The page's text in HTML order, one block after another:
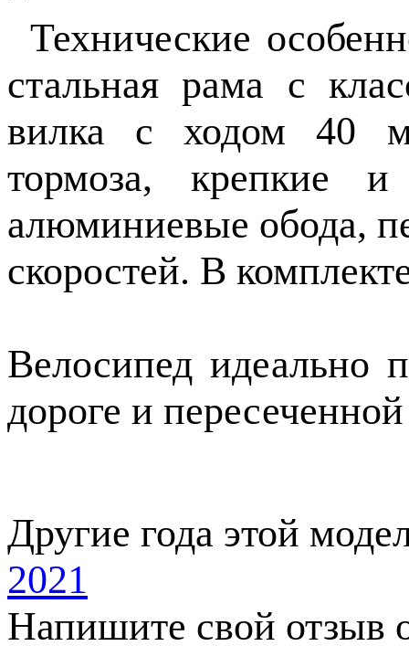
Технические
стальная рама с
вилка с ходом 40
тормоза, крепкие
алюминиевые обода,
скоростей. В
Велосипед идеально
дороге и
Другие года этой
2021
Напишите свой отзыв